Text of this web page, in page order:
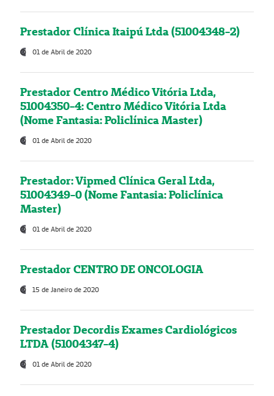
Prestador Clínica Itaipú Ltda (51004348-2)
01 de Abril de 2020
Prestador Centro Médico Vitória Ltda,
51004350-4: Centro Médico Vitória Ltda
(Nome Fantasia: Policlínica Master)
01 de Abril de 2020
Prestador: Vipmed Clínica Geral Ltda,
51004349-0 (Nome Fantasia: Policlínica
Master)
01 de Abril de 2020
Prestador CENTRO DE ONCOLOGIA
15 de Janeiro de 2020
Prestador Decordis Exames Cardiológicos
LTDA (51004347-4)
01 de Abril de 2020